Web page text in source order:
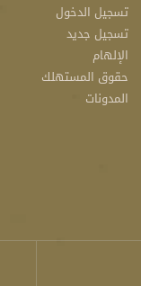
تسجيل الدخول
تسجيل جديد
الإلهام
حقوق المستهلك
المدونات